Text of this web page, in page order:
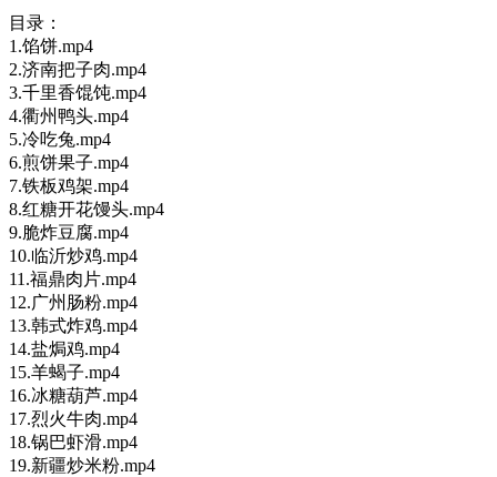
目录：
1.馅饼.mp4
2.济南把子肉.mp4
3.千里香馄饨.mp4
4.衢州鸭头.mp4
5.冷吃兔.mp4
6.煎饼果子.mp4
7.铁板鸡架.mp4
8.红糖开花馒头.mp4
9.脆炸豆腐.mp4
10.临沂炒鸡.mp4
11.福鼎肉片.mp4
12.广州肠粉.mp4
13.韩式炸鸡.mp4
14.盐焗鸡.mp4
15.羊蝎子.mp4
16.冰糖葫芦.mp4
17.烈火牛肉.mp4
18.锅巴虾滑.mp4
19.新疆炒米粉.mp4